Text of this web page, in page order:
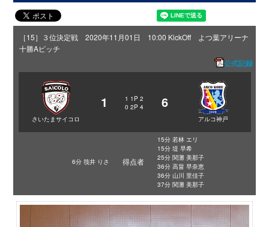
［15］３位決定戦 2020年11月01日 10:00 KickOff よつ葉アリーナ
十勝Aピッチ
公式記録
さいたまサイコロ
1 1 1P 2
0 2P 4 6
アルコ神戸
6分 筏井 りさ 得点者
15分 若林 エリ
15分 堤 早希
25分 関灘 美那子
36分 高畠 早奈恵
36分 山川 里佳子
37分 関灘 美那子